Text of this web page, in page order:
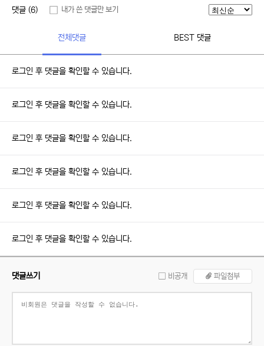
댓글 (6) 내가 쓴 댓글만 보기
전체댓글 BEST 댓글
로그인 후 댓글을 확인할 수 있습니다.
로그인 후 댓글을 확인할 수 있습니다.
로그인 후 댓글을 확인할 수 있습니다.
로그인 후 댓글을 확인할 수 있습니다.
로그인 후 댓글을 확인할 수 있습니다.
로그인 후 댓글을 확인할 수 있습니다.
댓글쓰기 비공개 파일첨부